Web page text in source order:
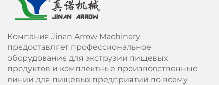
Компания Jinan Arrow Machinery
предоставляет профессиональное
оборудование для экструзии пищевых
продуктов и комплектные производственные
линии для пищевых предприятий по всему